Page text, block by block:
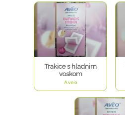
Trakice s hladnim
voskom
Aveo